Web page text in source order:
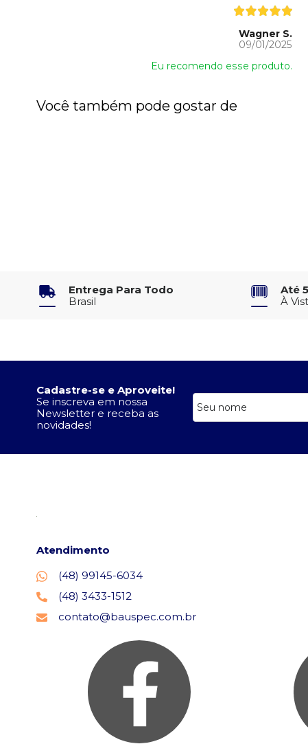
Wagner S.
09/01/2025
Eu recomendo esse produto.
Você também pode gostar de
Entrega Para Todo
Brasil
Até
À
Cadastre-se e Aproveite!
Se inscreva em nossa
Newsletter e receba as
novidades!
Atendimento
(48) 99145-6034
(48) 3433-1512
contato@bauspec.com.br